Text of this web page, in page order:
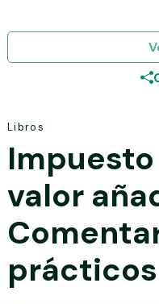
Libros
valor
prácticos